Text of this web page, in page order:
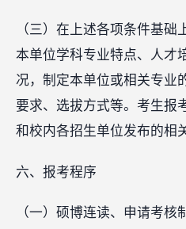
（三）在上述各项条件基
本单位学科专业特点、人才
况，制定本单位或相关专业
要求、选拔方式等。考生报
和校内各招生单位发布的相
六、报考程序
（一）硕博连读、申请考